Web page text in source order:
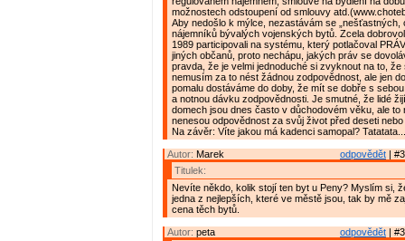
možnostech odstoupení od smlouvy
Aby nedošlo k mýlce, nezastávám se „nešťastných,
nájemníků bývalých vojenských bytů. Zcela
1989 participovali na systému, který potlačoval
jiných občanů, proto nechápu, jakých práv se
pravda, že je velmi jednoduché si zvyknout na to, že
nemusím za to nést žádnou zodpovědnost, ale jen
pomalu dostáváme do doby, že mít se dobře s
a notnou dávku zodpovědnosti. Je smutné, že lidé
domech jsou dnes často v důchodovém věku, ale to
nenesou odpovědnost za svůj život před deseti nebo
Na závěr: Víte jakou má kadenci samopal?
odpovědět |
Autor: Marek
Titulek:
Nevíte někdo, kolik stojí ten byt u Peny? Myslím si,
jedna z nejlepších, které ve městě jsou, tak by mě
cena těch bytů.
odpovědět |
Autor: peta